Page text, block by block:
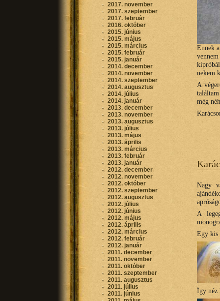
Ennek
nekem
A
még
Nagy
A
Egy
Így néz
2017. november
2017. szeptember
2017. február
2016. október
2015. június
2015. május
2015. március
2015. február
2015. január
2014. december
2014. november
2014. szeptember
2014. augusztus
2014. július
2014. január
2013. december
2013. november
2013. augusztus
2013. július
2013. május
2013. április
2013. március
2013. február
2013. január
2012. december
2012. november
2012. október
2012. szeptember
2012. augusztus
2012. július
2012. június
2012. május
2012. április
2012. március
2012. február
2012. január
2011. december
2011. november
2011. október
2011. szeptember
2011. augusztus
2011. július
2011. június